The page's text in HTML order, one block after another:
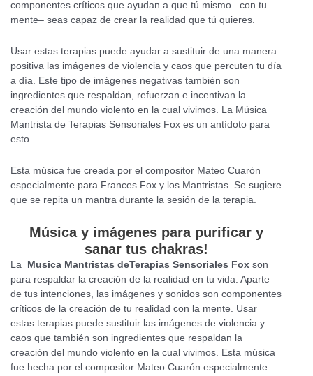
componentes críticos que ayudan a que tú mismo –con tu
mente– seas capaz de crear la realidad que tú quieres.
Usar estas terapias puede ayudar a sustituir de una manera
positiva las imágenes de violencia y caos que percuten tu día
a día. Este tipo de imágenes negativas también son
ingredientes que respaldan, refuerzan e incentivan la
creación del mundo violento en la cual vivimos. La Música
Mantrista de Terapias Sensoriales Fox es un antídoto para
esto.
Esta música fue creada por el compositor Mateo Cuarón
especialmente para Frances Fox y los Mantristas. Se sugiere
que se repita un mantra durante la sesión de la terapia.
Música y imágenes para purificar y
sanar tus chakras!
La Musica Mantristas deTerapias Sensoriales Fox son
para respaldar la creación de la realidad en tu vida. Aparte
de tus intenciones, las imágenes y sonidos son componentes
críticos de la creación de tu realidad con la mente. Usar
estas terapias puede sustituir las imágenes de violencia y
caos que también son ingredientes que respaldan la
creación del mundo violento en la cual vivimos. Esta música
fue hecha por el compositor Mateo Cuarón especialmente